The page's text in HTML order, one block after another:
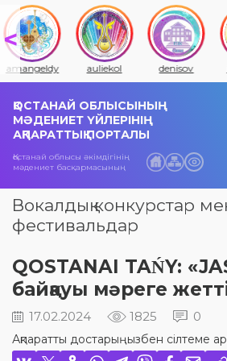
amangeldy auliekol denisov
ҚОСТАНАЙ ОБЛЫСЫНЫҢ
МӘДЕНИЕТ ҮЙЛЕРІНІҢ
АҚПАРАТТЫҚ ПОРТАЛЫ
Қостанай облысы әкімдігінің
мәдениет басқармасының
Вокалдық конкурстар
фестивальдар
QOSTANAI TAŃY:
байқауы мәреге
17.02.2024 1825 0
Ақпаратты достарыңызбен сілтеме